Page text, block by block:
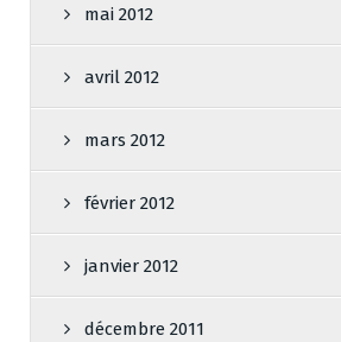
mai 2012
avril 2012
mars 2012
février 2012
janvier 2012
décembre 2011